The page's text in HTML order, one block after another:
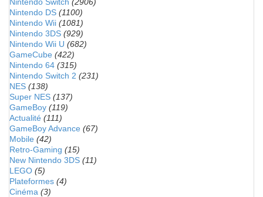
Nintendo DS (1100)
Nintendo Wii (1081)
Nintendo 3DS (929)
Nintendo Wii U (682)
GameCube (422)
Nintendo 64 (315)
Nintendo Switch 2 (231)
NES (138)
Super NES (137)
GameBoy (119)
Actualité (111)
GameBoy Advance (67)
Mobile (42)
Retro-Gaming (15)
New Nintendo 3DS (11)
LEGO (5)
Plateformes (4)
Cinéma (3)